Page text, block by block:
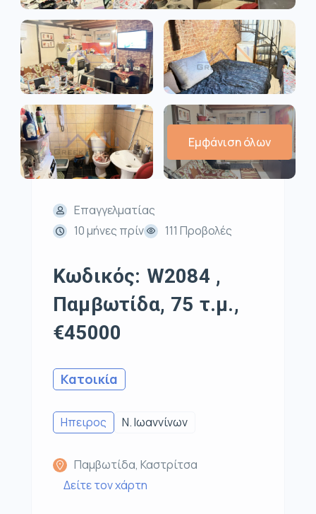
Εμφάνιση όλων
Επαγγελματίας
10 μήνες πρίν
111 Προβολές
Κωδικός: W2084 ,
Παμβωτίδα, 75 τ.μ.,
€45000
Κατοικία
Ηπειρος Ν. Ιωαννίνων
Παμβωτίδα, Καστρίτσα
Δείτε τον χάρτη